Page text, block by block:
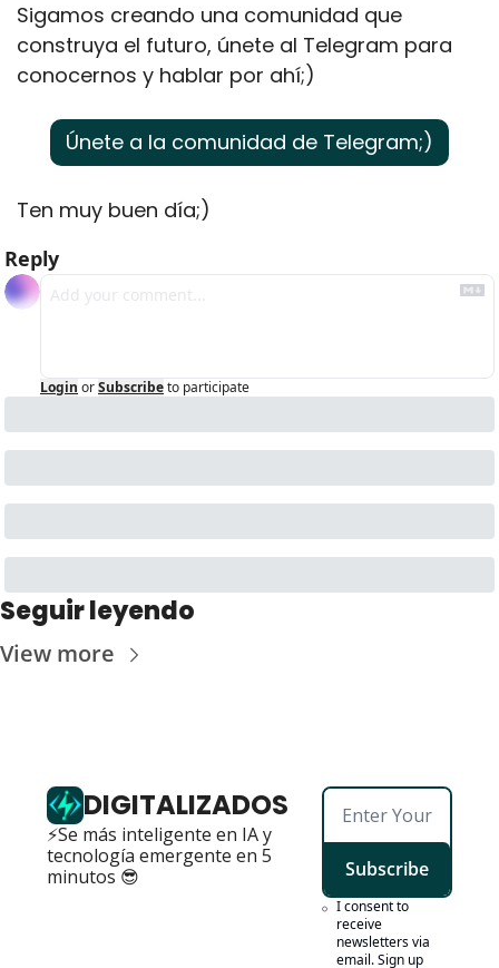
Sigamos creando una comunidad que
construya el futuro, únete al Telegram para
conocernos y hablar por ahí;)
Únete a la comunidad de Telegram;)
Ten muy buen día;)
Reply
Login orSubscribeto participate
Seguir leyendo
View more
DIGITALIZADOS
⚡Se más inteligente en IA y
tecnología emergente en 5
minutos 😎
Subscribe
I consent to
receive
newsletters via
email. Sign up